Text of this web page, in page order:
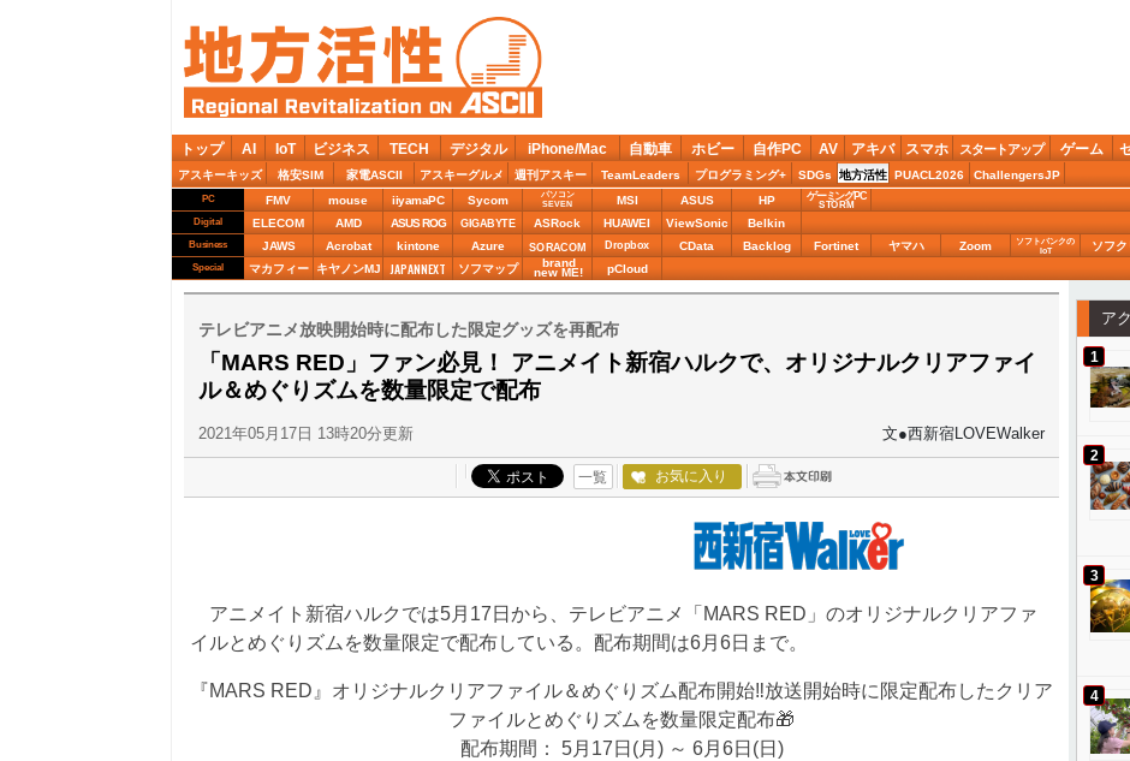
トップ AI IoT ビジネス TECH デジタル iPhone/Mac 自動車 ホビー 自作PC AV アキバ スマホ スタートアップ ゲーム
アスキーキッズ 格安SIM 家電ASCII アスキーグルメ 週刊アスキー TeamLeaders プログラミング+ SDGs 地方活性 PUACL2026 ChallengersJP
PC FMV mouse iiyamaPC Sycom
パソコン
SEVEN
MSI ASUS HP ゲーミングPC
STORM
Digital ELECOM AMD ASUS ROG GIGABYTE ASRock HUAWEI ViewSonic Belkin
Business JAWS Acrobat kintone Azure SORACOM Dropbox CData Backlog Fortinet ヤマハ Zoom
ソフトバンクの
IoT
ソフク
Special マカフィー キヤノンMJ JAPANNEXT ソフマップ brand
new ME! pCloud
テレビアニメ放映開始時に配布した限定グッズを再配布
「MARS RED」ファン必見！ アニメイト新宿ハルクで、オリジナルクリアファイ
ル＆めぐりズムを数量限定で配布
2021年05月17日 13時20分更新 文●西新宿LOVEWalker
一覧 お気に入り
アニメイト新宿ハルクでは5月17日から、テレビアニメ「MARS RED」のオリジナルクリアファ
イルとめぐりズムを数量限定で配布している。配布期間は6月6日まで。
『MARS RED』オリジナルクリアファイル＆めぐりズム配布開始‼️放送開始時に限定配布したクリア
ファイルとめぐりズムを数量限定配布🎁
配布期間： 5月17日(月) ～ 6月6日(日)
ア
1
2
3
4